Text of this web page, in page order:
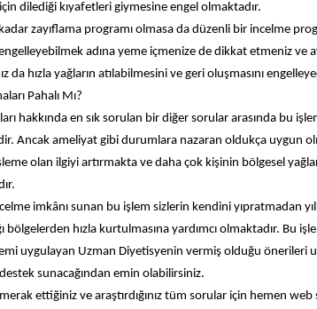
dilediği kıyafetleri giymesine engel olmaktadır.
zayıflama programı olmasa da düzenli bir incelme
adına yeme içmenize de dikkat etmeniz ve
da hızla yağların atılabilmesini ve geri oluşmasını
Pahalı Mı?
hakkında en sık sorulan bir diğer sorular arasında bu
Ancak ameliyat gibi durumlara nazaran oldukça uygun
olan ilgiyi artırmakta ve daha çok kişinin bölgesel
imkânı sunan bu işlem sizlerin kendini yıpratmadan
hızla kurtulmasına yardımcı olmaktadır. Bu
uygulayan Uzman Diyetisyenin vermiş olduğu önerileri
sunacağından emin olabilirsiniz.
ettiğiniz ve araştırdığınız tüm sorular için hemen